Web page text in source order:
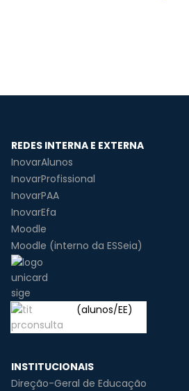
REDES INTERNA E EXTERNA
InovarAlunos
InovarProfissional
InovarPAA
InovarEfa
Moodle
Moodle (interno da ESSeia)
(alunos/EE)
INSTITUCIONAIS
Direção-Geral de Educação